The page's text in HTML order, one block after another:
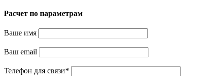
Расчет по параметрам
Ваше имя
Ваш email
Телефон для связи*